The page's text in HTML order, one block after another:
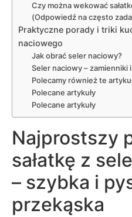
Czy można wekować
(Odpowiedź na często
Praktyczne porady i triki
naciowego
Jak obrać seler naciowy?
Seler naciowy – zamienniki
Polecamy również te
Polecane artykuły
Polecane artykuły
Najprostszy
sałatkę z
– szybka i
przekąska